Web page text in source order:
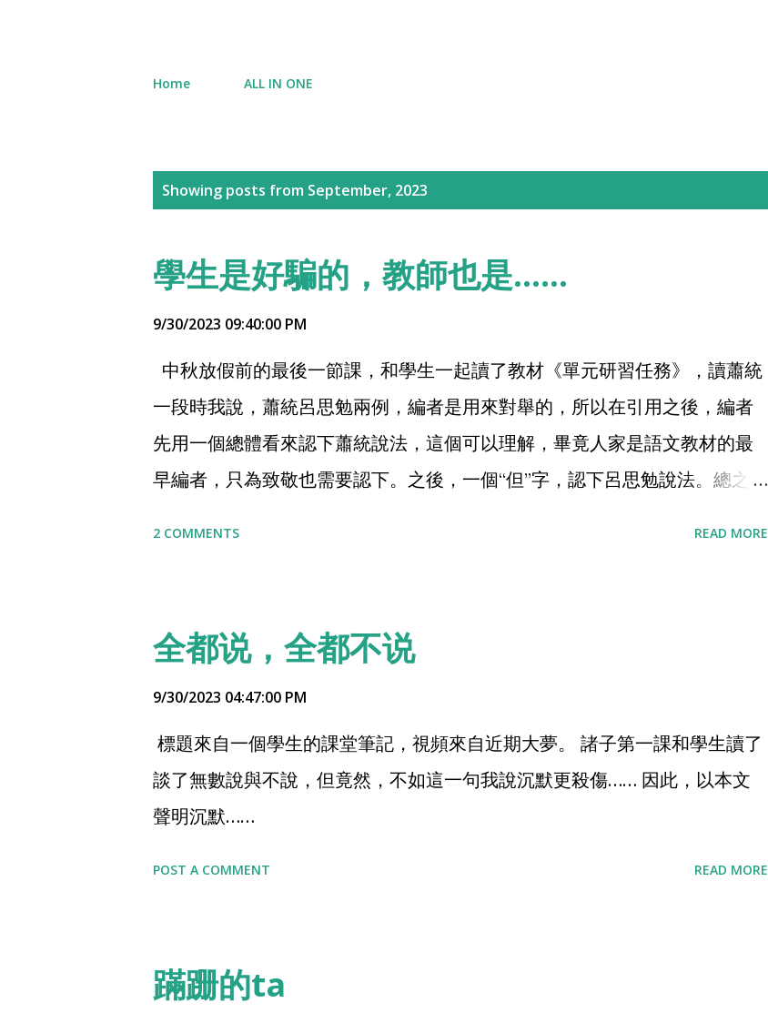
Home ALL IN ONE
Showing posts from September, 2023
學生是好騙的，教師也是……
9/30/2023 09:40:00 PM
中秋放假前的最後一節課，和學生一起讀了教材《單元研習任務》，讀蕭統
一段時我說，蕭統呂思勉兩例，編者是用來對舉的，所以在引用之後，編者
先用一個總體看來認下蕭統說法，這個可以理解，畢竟人家是語文教材的最
早編者，只為致敬也需要認下。之後，一個“但”字，認下呂思勉說法。總之，
著看有冇任意一個學生來找我，至今，冇。 這就意味著，本次的坑依舊埋了
所有學生。 肯去核查原文的學生，早已絕跡，無論是因時間，或因精力，或
因趣味有無。 於此，填坑，給可以看到這裡和這篇的學生。 求真求故的史學
家呂思勉先生，若還在世，對教材如此引用，大概率是要抗議的。根本原因
在於，這引法，犯大忌。原文： 《論讀子之法》10頁，論起原，談各派，指
出“讀諸子書者，宜留意求其大義”，”宜嚴別真偽“，”整治諸子之書，仍當重
呂思勉是以“求其大義”“重於其學術”兩次予以認同的；在課文引用文字之前，
章取義製造點矛盾…… 不讀原作，呂思勉從此也就成為諸子獨以文學立極的
2 COMMENTS READ MORE
全都说，全都不说
9/30/2023 04:47:00 PM
標題來自一個學生的課堂筆記，視頻來自近期大夢。 諸子第一課和學生讀了
談了無數說與不說，但竟然，不如這一句我說沉默更殺傷…… 因此，以本文
聲明沉默……
POST A COMMENT READ MORE
蹣跚的ta